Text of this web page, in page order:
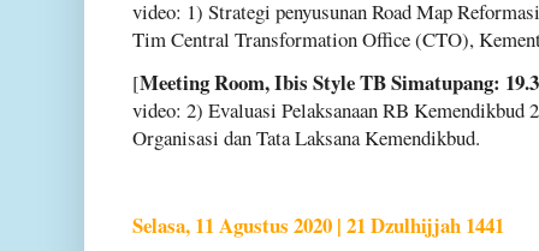
video: 1) Strategi penyusunan Road Map
Tim Central Transformation Office (CTO),
[Meeting Room, Ibis Style TB Simatupang:
video: 2) Evaluasi Pelaksanaan RB Kemendikbud
Organisasi dan Tata Laksana Kemendikbud.
Selasa, 11 Agustus 2020 | 21 Dzulhijjah 1441